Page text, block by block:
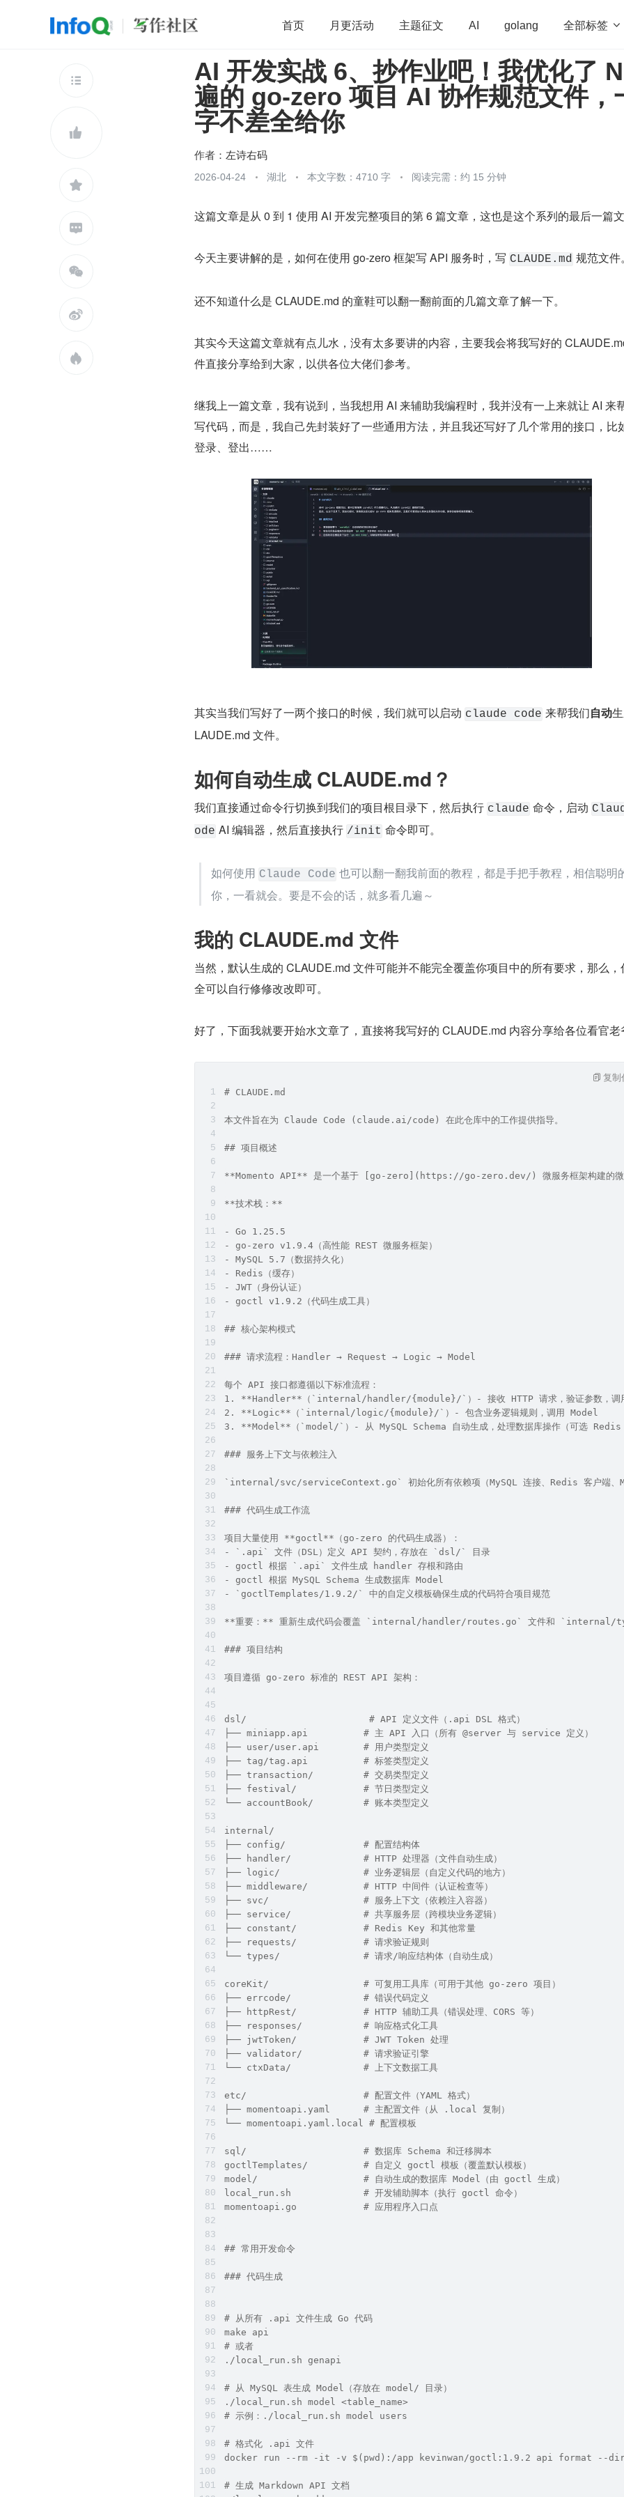
首页 月更活动 主题征文 AI golang 全部标签 
开源 架构 OpenHarmony 算法 学习方法 Web3.0 高
团队管理 程序员 运维 深度思考 低代码 redis
查看更多







AI 开发实战 6、抄作业吧！我优化了 N
遍的 go-zero 项目 AI 协作规范文件，
字不差全给你
作者： 左诗右码
2026-04-24 湖北 本文字数：4710 字 阅读完需：约 15 分钟
这篇文章是从 0 到 1 使用 AI 开发完整项目的第 6 篇文章，这也是这个系列的最后一篇文
今天主要讲解的是，如何在使用 go-zero 框架写 API 服务时，写 CLAUDE.md 规范文件。
还不知道什么是 CLAUDE.md 的童鞋可以翻一翻前面的几篇文章了解一下。
其实今天这篇文章就有点儿水，没有太多要讲的内容，主要我会将我写好的
件直接分享给到大家，以供各位大佬们参考。
继我上一篇文章，我有说到，当我想用 AI 来辅助我编程时，我并没有一上来就让 AI 来
写代码，而是，我自己先封装好了一些通用方法，并且我还写好了几个常用的接口，比
登录、登出……
其实当我们写好了一两个接口的时候，我们就可以启动 claude code 来帮我们自动
LAUDE.md 文件。
如何自动生成 CLAUDE.md？
我们直接通过命令行切换到我们的项目根目录下，然后执行 claude 命令，启动
ode AI 编辑器，然后直接执行 /init 命令即可。
如何使用 Claude Code 也可以翻一翻我前面的教程，都是手把手教程，相信聪明
你，一看就会。要是不会的话，就多看几遍～
我的 CLAUDE.md 文件
当然，默认生成的 CLAUDE.md 文件可能并不能完全覆盖你项目中的所有要求，那么，
全可以自行修修改改即可。
好了，下面我就要开始水文章了，直接将我写好的 CLAUDE.md 内容分享给各位看官老
# CLAUDE.md
本文件旨在为 Claude Code (claude.ai/code) 在此仓库中的工作提供指导。
## 项目概述
**Momento API** 是一个基于 [go-zero](https://go-zero.dev/) 微服务框架构建的微信小程
**技术栈：**
- Go 1.25.5
- go-zero v1.9.4（高性能 REST 微服务框架）
- MySQL 5.7（数据持久化）
- Redis（缓存）
- JWT（身份认证）
- goctl v1.9.2（代码生成工具）
## 核心架构模式
### 请求流程：Handler → Request → Logic → Model
每个 API 接口都遵循以下标准流程：
1. **Handler**（`internal/handler/{module}/`）- 接收 HTTP 请求，验证参数，调
2. **Logic**（`internal/logic/{module}/`）- 包含业务逻辑规则，调用 Model
3. **Model**（`model/`）- 从 MySQL Schema 自动生成，处理数据库操作（可选 Redis
### 服务上下文与依赖注入
`internal/svc/serviceContext.go` 初始化所有依赖项（MySQL 连接、Redis 客户端、
### 代码生成工作流
项目大量使用 **goctl**（go-zero 的代码生成器）：
- `.api` 文件（DSL）定义 API 契约，存放在 `dsl/` 目录
- goctl 根据 `.api` 文件生成 handler 存根和路由
- goctl 根据 MySQL Schema 生成数据库 Model
- `goctlTemplates/1.9.2/` 中的自定义模板确保生成的代码符合项目规范
**重要：** 重新生成代码会覆盖 `internal/handler/routes.go` 文件和 `internal/
### 项目结构
项目遵循 go-zero 标准的 REST API 架构：
dsl/                      # API 定义文件（.api DSL 格式）
├── miniapp.api          # 主 API 入口（所有 @server 与 service 定义）
├── user/user.api        # 用户类型定义
├── tag/tag.api          # 标签类型定义
├── transaction/         # 交易类型定义
├── festival/            # 节日类型定义
└── accountBook/         # 账本类型定义
internal/
├── config/              # 配置结构体
├── handler/             # HTTP 处理器（文件自动生成）
├── logic/               # 业务逻辑层（自定义代码的地方）
├── middleware/          # HTTP 中间件（认证检查等）
├── svc/                 # 服务上下文（依赖注入容器）
├── service/             # 共享服务层（跨模块业务逻辑）
├── constant/            # Redis Key 和其他常量
├── requests/            # 请求验证规则
└── types/               # 请求/响应结构体（自动生成）
coreKit/                 # 可复用工具库（可用于其他 go-zero 项目）
├── errcode/             # 错误代码定义
├── httpRest/            # HTTP 辅助工具（错误处理、CORS 等）
├── responses/           # 响应格式化工具
├── jwtToken/            # JWT Token 处理
├── validator/           # 请求验证引擎
└── ctxData/             # 上下文数据工具
etc/                     # 配置文件（YAML 格式）
├── momentoapi.yaml      # 主配置文件（从 .local 复制）
└── momentoapi.yaml.local # 配置模板
sql/                     # 数据库 Schema 和迁移脚本
goctlTemplates/          # 自定义 goctl 模板（覆盖默认模板）
model/                   # 自动生成的数据库 Model（由 goctl 生成）
local_run.sh             # 开发辅助脚本（执行 goctl 命令）
momentoapi.go            # 应用程序入口点
## 常用开发命令
### 代码生成
# 从所有 .api 文件生成 Go 代码
make api
# 或者
./local_run.sh genapi
# 从 MySQL 表生成 Model（存放在 model/ 目录）
./local_run.sh model <table_name>
# 示例：./local_run.sh model users
# 格式化 .api 文件
docker run --rm -it -v $(pwd):/app kevinwan/goctl:1.9.2 api format --
# 生成 Markdown API 文档
复制